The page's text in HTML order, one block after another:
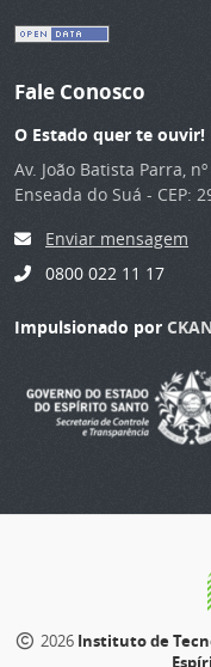
Fale Conosco
O Estado quer te ouvir!
Av. João Batista Parra,
Enseada do Suá - CEP:
Enviar mensagem
0800 022 11 17
Impulsionado por
2026 Instituto de